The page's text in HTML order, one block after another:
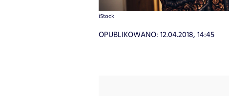
iStock
OPUBLIKOWANO: 12.04.2018, 14:45